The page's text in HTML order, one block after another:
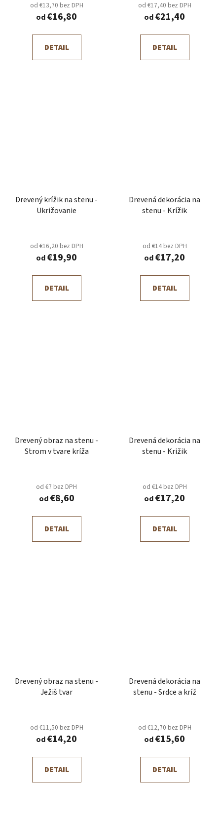
od €13,70 bez DPH
od€16,80
DETAIL
od €17,40 bez DPH
od€21,40
DETAIL
Drevený krížik na stenu -
Ukrižovanie
od €16,20 bez DPH
od€19,90
DETAIL
Drevená dekorácia na
stenu - Krížik
od €14 bez DPH
od€17,20
DETAIL
Drevený obraz na stenu -
Strom v tvare kríža
od €7 bez DPH
od€8,60
DETAIL
Drevená dekorácia na
stenu - Križik
od €14 bez DPH
od€17,20
DETAIL
Drevený obraz na stenu -
Ježiš tvar
od €11,50 bez DPH
od€14,20
DETAIL
Drevená dekorácia na
stenu - Srdce a kríž
od €12,70 bez DPH
od€15,60
DETAIL